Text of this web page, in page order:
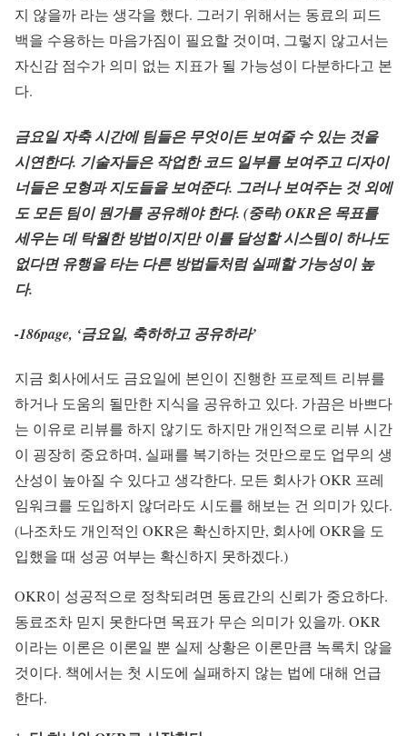
지 않을까 라는 생각을 했다. 그러기 위해서는 동료의 피드
백을 수용하는 마음가짐이 필요할 것이며, 그렇지 않고서는
자신감 점수가 의미 없는 지표가 될 가능성이 다분하다고 본
다.
금요일 자축 시간에 팀들은 무엇이든 보여줄 수 있는 것을
시연한다. 기술자들은 작업한 코드 일부를 보여주고 디자이
너들은 모형과 지도들을 보여준다. 그러나 보여주는 것 외에
도 모든 팀이 뭔가를 공유해야 한다. (중략) OKR은 목표를
세우는 데 탁월한 방법이지만 이를 달성할 시스템이 하나도
없다면 유행을 타는 다른 방법들처럼 실패할 가능성이 높
다.
-186page, ‘금요일, 축하하고 공유하라’
지금 회사에서도 금요일에 본인이 진행한 프로젝트 리뷰를
하거나 도움의 될만한 지식을 공유하고 있다. 가끔은 바쁘다
는 이유로 리뷰를 하지 않기도 하지만 개인적으로 리뷰 시간
이 굉장히 중요하며, 실패를 복기하는 것만으로도 업무의 생
산성이 높아질 수 있다고 생각한다. 모든 회사가 OKR 프레
임워크를 도입하지 않더라도 시도를 해보는 건 의미가 있다.
(나조차도 개인적인 OKR은 확신하지만, 회사에 OKR을 도
입했을 때 성공 여부는 확신하지 못하겠다.)
OKR이 성공적으로 정착되려면 동료간의 신뢰가 중요하다.
동료조차 믿지 못한다면 목표가 무슨 의미가 있을까. OKR
이라는 이론은 이론일 뿐 실제 상황은 이론만큼 녹록치 않을
것이다. 책에서는 첫 시도에 실패하지 않는 법에 대해 언급
한다.